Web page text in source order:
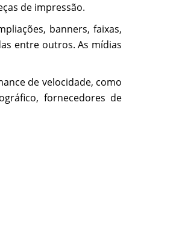
de impressão.
banners, faixas,
entre outros. As mídias
de velocidade, como
fornecedores de